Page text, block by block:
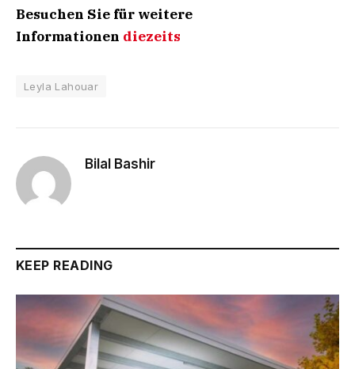
Besuchen Sie für weitere
Informationen diezeits
Leyla Lahouar
Bilal Bashir
KEEP READING